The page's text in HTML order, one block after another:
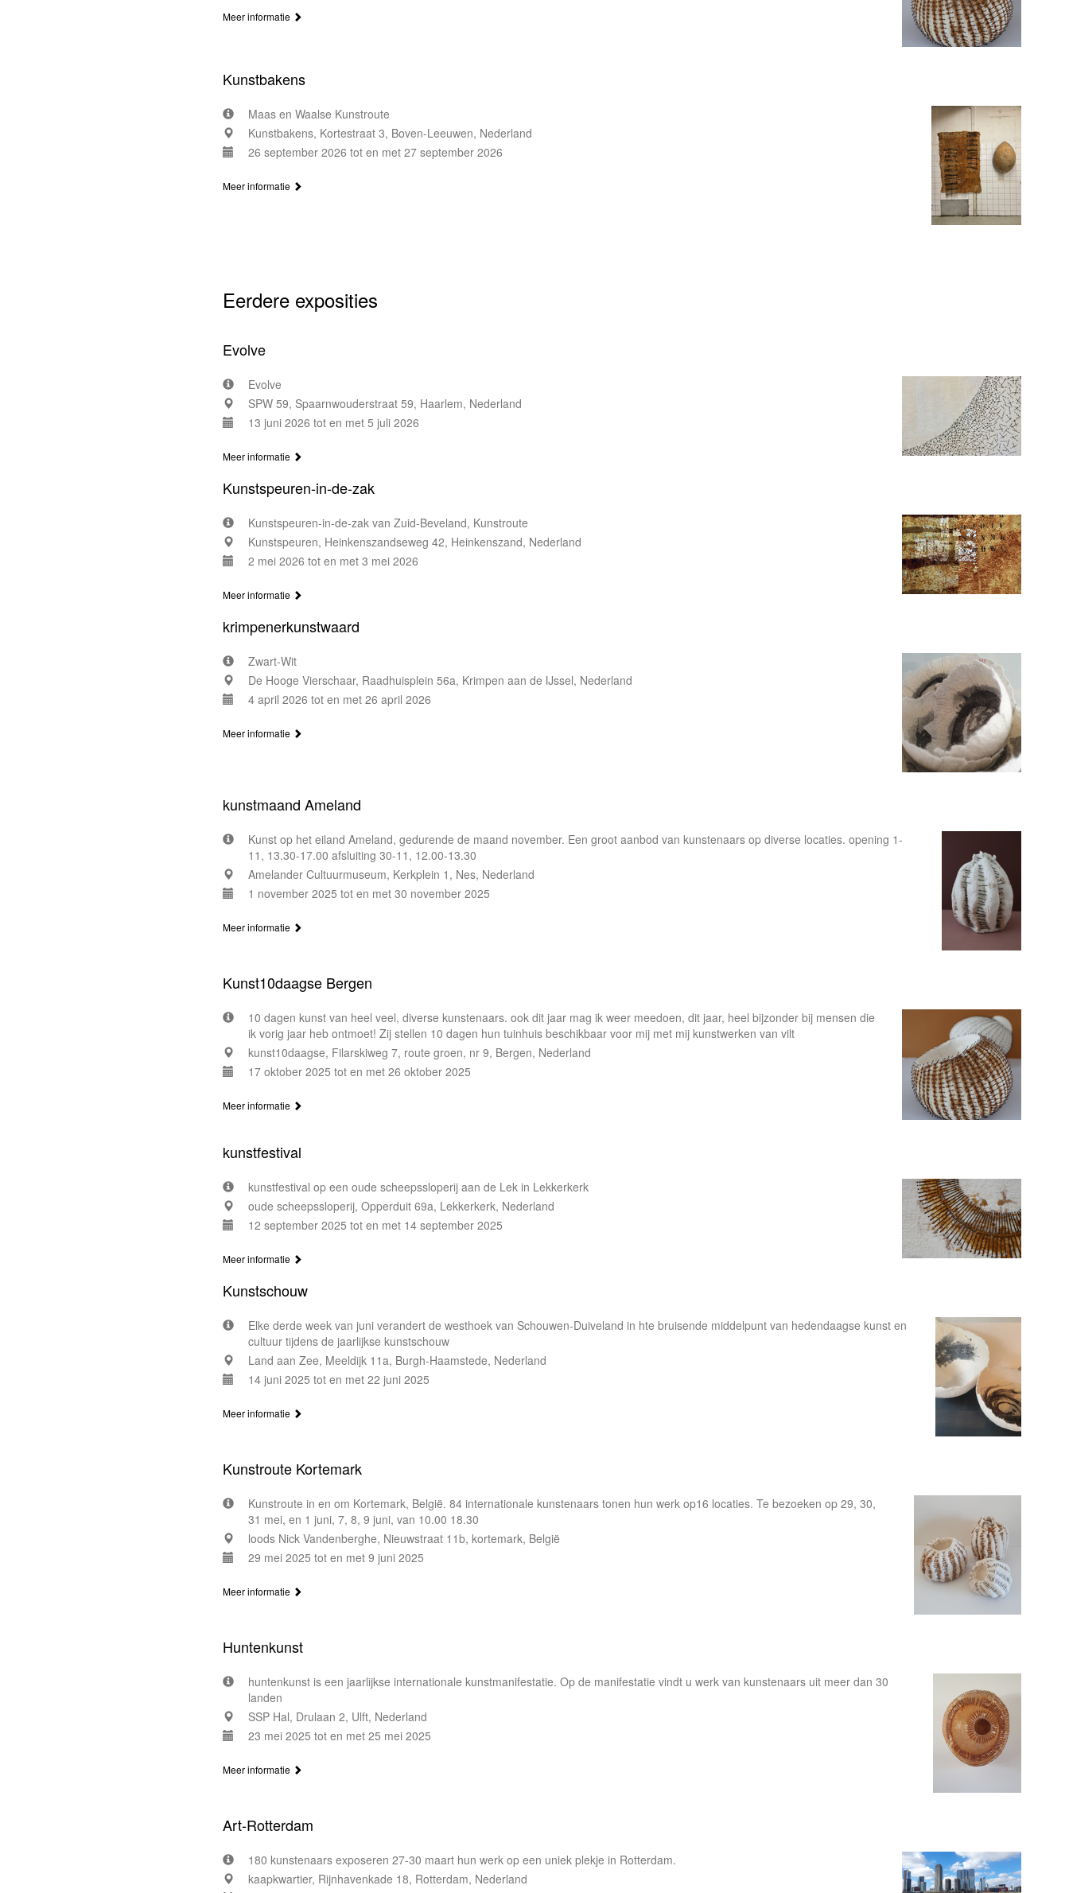
Meer informatie
Kunstbakens
Maas en Waalse Kunstroute
Kunstbakens, Kortestraat 3, Boven-Leeuwen, Nederland
26 september 2026 tot en met 27 september 2026
Meer informatie
Eerdere exposities
Evolve
Evolve
SPW 59, Spaarnwouderstraat 59, Haarlem, Nederland
13 juni 2026 tot en met 5 juli 2026
Meer informatie
Kunstspeuren-in-de-zak
Kunstspeuren-in-de-zak van Zuid-Beveland, Kunstroute
Kunstspeuren, Heinkenszandseweg 42, Heinkenszand, Nederland
2 mei 2026 tot en met 3 mei 2026
Meer informatie
krimpenerkunstwaard
Zwart-Wit
De Hooge Vierschaar, Raadhuisplein 56a, Krimpen aan de IJssel, Nederland
4 april 2026 tot en met 26 april 2026
Meer informatie
kunstmaand Ameland
Kunst op het eiland Ameland, gedurende de maand november. Een groot aanbod van kunstenaars op diverse locaties. opening 1-
11, 13.30-17.00 afsluiting 30-11, 12.00-13.30
Amelander Cultuurmuseum, Kerkplein 1, Nes, Nederland
1 november 2025 tot en met 30 november 2025
Meer informatie
Kunst10daagse Bergen
10 dagen kunst van heel veel, diverse kunstenaars. ook dit jaar mag ik weer meedoen, dit jaar, heel bijzonder bij mensen die
ik vorig jaar heb ontmoet! Zij stellen 10 dagen hun tuinhuis beschikbaar voor mij met mij kunstwerken van vilt
kunst10daagse, Filarskiweg 7, route groen, nr 9, Bergen, Nederland
17 oktober 2025 tot en met 26 oktober 2025
Meer informatie
kunstfestival
kunstfestival op een oude scheepssloperij aan de Lek in Lekkerkerk
oude scheepssloperij, Opperduit 69a, Lekkerkerk, Nederland
12 september 2025 tot en met 14 september 2025
Meer informatie
Kunstschouw
Elke derde week van juni verandert de westhoek van Schouwen-Duiveland in hte bruisende middelpunt van hedendaagse kunst en
cultuur tijdens de jaarlijkse kunstschouw
Land aan Zee, Meeldijk 11a, Burgh-Haamstede, Nederland
14 juni 2025 tot en met 22 juni 2025
Meer informatie
Kunstroute Kortemark
Kunstroute in en om Kortemark, België. 84 internationale kunstenaars tonen hun werk op16 locaties. Te bezoeken op 29, 30,
31 mei, en 1 juni, 7, 8, 9 juni, van 10.00 18.30
loods Nick Vandenberghe, Nieuwstraat 11b, kortemark, België
29 mei 2025 tot en met 9 juni 2025
Meer informatie
Huntenkunst
huntenkunst is een jaarlijkse internationale kunstmanifestatie. Op de manifestatie vindt u werk van kunstenaars uit meer dan 30
landen
SSP Hal, Drulaan 2, Ulft, Nederland
23 mei 2025 tot en met 25 mei 2025
Meer informatie
Art-Rotterdam
180 kunstenaars exposeren 27-30 maart hun werk op een uniek plekje in Rotterdam.
kaapkwartier, Rijnhavenkade 18, Rotterdam, Nederland